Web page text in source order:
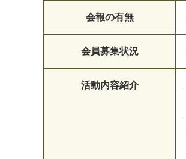
会報の有無
会員募集状況
活動内容紹介